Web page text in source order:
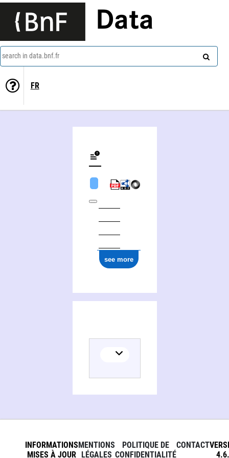
Data
search in data.bnf.fr
FR
see more
INFORMATIONS
MISES À JOUR
MENTIONS
LÉGALES
POLITIQUE DE
CONFIDENTIALITÉ
CONTACT